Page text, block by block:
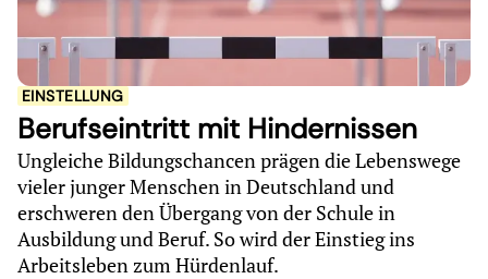
EINSTELLUNG
Berufseintritt mit Hindernissen
Ungleiche Bildungschancen prägen die Lebenswege
vieler junger Menschen in Deutschland und
erschweren den Übergang von der Schule in
Ausbildung und Beruf. So wird der Einstieg ins
Arbeitsleben zum Hürdenlauf.